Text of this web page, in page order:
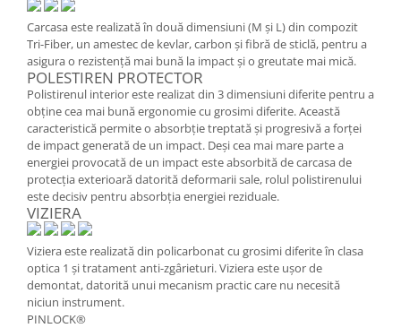
Carcasa este realizată în două dimensiuni (M și L) din compozit
Tri-Fiber, un amestec de kevlar, carbon și fibră de sticlă, pentru a
asigura o rezistență mai bună la impact și o greutate mai mică.
POLESTIREN PROTECTOR
Polistirenul interior este realizat din 3 dimensiuni diferite pentru a
obține cea mai bună ergonomie cu grosimi diferite. Această
caracteristică permite o absorbție treptată și progresivă a forței
de impact generată de un impact. Deși cea mai mare parte a
energiei provocată de un impact este absorbită de carcasa de
protecția exterioară datorită deformarii sale, rolul polistirenului
este decisiv pentru absorbția energiei reziduale.
VIZIERA
Viziera este realizată din policarbonat cu grosimi diferite în clasa
optica 1 și tratament anti-zgârieturi. Viziera este ușor de
demontat, datorită unui mecanism practic care nu necesită
niciun instrument.
PINLOCK®